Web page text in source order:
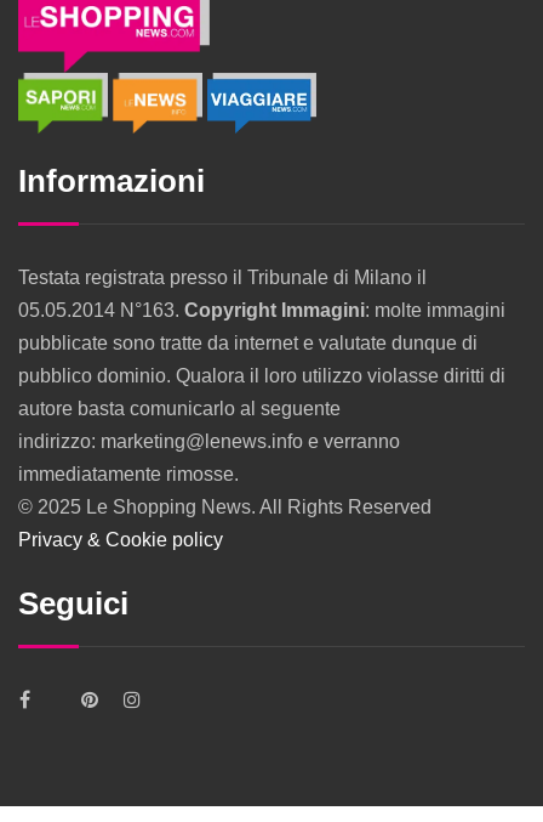
Informazioni
Testata registrata presso il Tribunale di Milano il
05.05.2014 N°163. Copyright Immagini: molte immagini
pubblicate sono tratte da internet e valutate dunque di
pubblico dominio. Qualora il loro utilizzo violasse diritti di
autore basta comunicarlo al seguente
indirizzo: marketing@lenews.info e verranno
immediatamente rimosse.
© 2025 Le Shopping News. All Rights Reserved
Privacy & Cookie policy
Seguici